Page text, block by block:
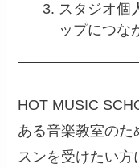
スタジオ個
ップにつな
HOT MUSIC
ある音楽教室のた
スンを受けたい方